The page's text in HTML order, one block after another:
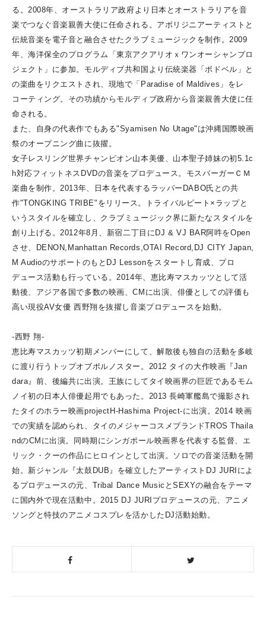
る。2008年、オーストラリア政府より日本とオーストラリアを音
楽でつなぐ音楽親善大使に任命される。 アボリジニアーティストと
伝統音楽を電子音と融合させたクラブミュージックを制作。2009
年、海洋保全のプログラム「東京アクアリオｘワンオーシャンプロ
ジェクト」に参加。 モルディブ共和国より伝統楽器「ボドベル」と
の楽曲をリクエストされ、現地で「Paradise of Maldives」をレ
コーティング。 その功績からモルディブ政府から音楽親善大使に任
命される。
また、自身の代表作でもある"Syamisen No Utage"は沖縄国際映画
祭のオープニング曲に抜擢。
女子レスリング世界チャンピオン山本美優、山本聖子姉妹の初5.1c
h対応フィットネスDVDの音楽をプロデュース。 モスバーガーＣＭ
楽曲を制作。2013年、日本を代表するラッパーDABO氏との共
作"TONGKING TRIBE"をリリース。
トライバルビート×ラップと
いうスタイルを確立し、クラブミュージック界に新たなスタイルを
創り上げる。2012年8月、 新宿二丁目にDJ & VJ BAR阿吽をOpen
させ、DENON,Manhattan Records,OTAI Record,DJ CITY Japan,
M Audioのサポートのもと DJ Lessonをスタートし育成、プロ
デュース活動も行っている。2014年、恵比寿マスカッツとして活
動後、アジア各国で多数の映画、CMに出演、俳優としての評価も
高い現役AV女優 西野翔を抜擢し音楽プロデュースを始動。
-西野 翔-
恵比寿マスカッツ初期メンバーにして、解散後も独自の活動を多岐
に渡り行うトップオブポルノスター。 2012 タイの大作映画『Jan
dara』前、後編共に出演。 王族にしてタイ映画界の巨匠であるモム
ノイ初の日本人俳優起用でもあった。 2013 長崎軍艦島で撮影され
たタイのホラー映画projectH-Hashima Project-に出演。2014 映画
での実績を認められ、タイのメジャーコスメブランドTROS Thaila
ndのCMに出演。
同時期にシンガポール映画界を代表する監督、エ
リック・クーの作品にヒロインとして出演。
ソロでの音楽活動を開
始。 新ジャンル『太鼓DUB』を確立したアーティストDJ JURIによ
るプロデュースの元、Tribal Dance MusicとSEXYの融合をテーマ
に国内外で現在活動中。2015 DJ JURIプロデュースの元、アニメ
ソングと特技のアニメコスプレを活かしたDJ活動始動。